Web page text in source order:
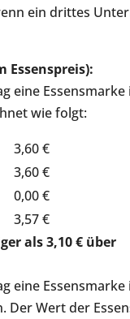
ein drittes
Essenspreis):
eine Essensmarke
wie folgt:
3,60 €
3,60 €
0,00 €
3,57 €
als 3,10 € über
eine Essensmarke
Der Wert der